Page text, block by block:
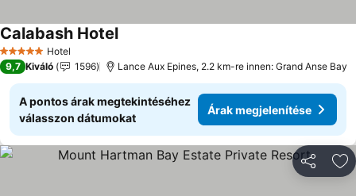
5 KategóriaHotel
Calabash Hotel
9,7 Kiváló 1596 Lance Aux Epines, 2.2 km-re innen: Grand Anse Bay
A pontos árak megtekintéséhez
válasszon dátumokat
Árak megjelenítése